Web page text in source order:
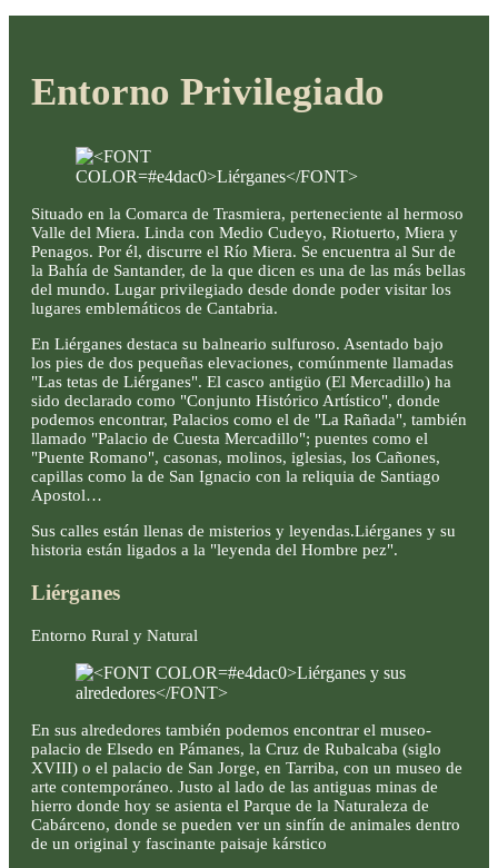
Entorno Privilegiado
Situado en la Comarca de Trasmiera, perteneciente al hermoso
Valle del Miera. Linda con Medio Cudeyo, Riotuerto, Miera y
Penagos. Por él, discurre el Río Miera. Se encuentra al Sur de
la Bahía de Santander, de la que dicen es una de las más bellas
del mundo. Lugar privilegiado desde donde poder visitar los
lugares emblemáticos de Cantabria.
En Liérganes destaca su balneario sulfuroso. Asentado bajo
los pies de dos pequeñas elevaciones, comúnmente llamadas
"Las tetas de Liérganes". El casco antigüo (El Mercadillo) ha
sido declarado como "Conjunto Histórico Artístico", donde
podemos encontrar, Palacios como el de "La Rañada", también
llamado "Palacio de Cuesta Mercadillo"; puentes como el
"Puente Romano", casonas, molinos, iglesias, los Cañones,
capillas como la de San Ignacio con la reliquia de Santiago
Apostol…
Sus calles están llenas de misterios y leyendas.Liérganes y su
historia están ligados a la "leyenda del Hombre pez".
Liérganes
Entorno Rural y Natural
En sus alrededores también podemos encontrar el museo-
palacio de Elsedo en Pámanes, la Cruz de Rubalcaba (siglo
XVIII) o el palacio de San Jorge, en Tarriba, con un museo de
arte contemporáneo. Justo al lado de las antiguas minas de
hierro donde hoy se asienta el Parque de la Naturaleza de
Cabárceno, donde se pueden ver un sinfín de animales dentro
de un original y fascinante paisaje kárstico